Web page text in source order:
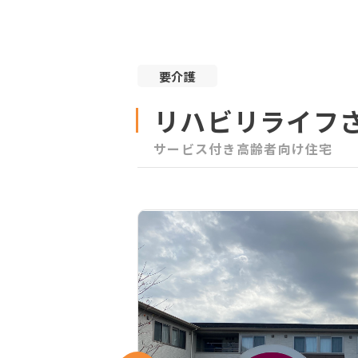
要介護
リハビリライフ
サービス付き高齢者向け住宅